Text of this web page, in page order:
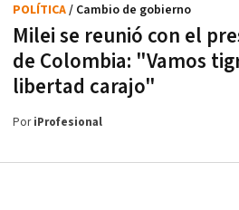
Milei se reunió con el
de Colombia: "Vamos
libertad carajo"
POLÍTICA/ Cambio de gobierno
PoriProfesional